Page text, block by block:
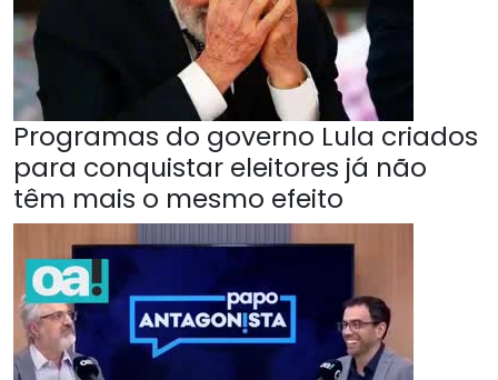
Programas do governo Lula criados
para conquistar eleitores já não
têm mais o mesmo efeito